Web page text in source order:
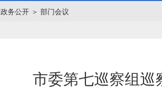
政务公开 ＞ 部门会议
市委第七巡察组巡